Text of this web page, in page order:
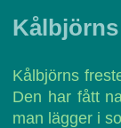
Kålbjörns
Den har fått
man lägger i